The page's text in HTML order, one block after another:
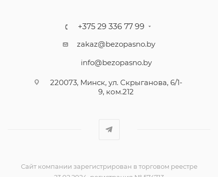
+375 29 336 77 99
zakaz@bezopasno.by
info@bezopasno.by
220073, Минск, ул. Скрыганова, 6/1-
9, ком.212
Сайт компании зарегистрирован в торговом реестре